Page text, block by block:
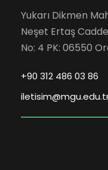
Yukarı Dikmen
Neşet Ertaş
No: 4 PK: 06550
+90 312 486 03 86